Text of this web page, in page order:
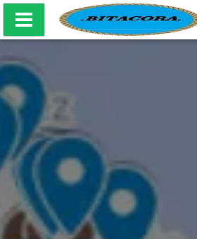
Bitácora Producciones Culturales - Mapa